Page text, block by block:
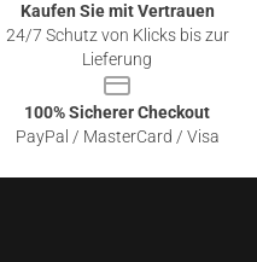
Kaufen Sie mit Vertrauen
24/7 Schutz von Klicks bis zur
Lieferung
100% Sicherer Checkout
PayPal / MasterCard / Visa